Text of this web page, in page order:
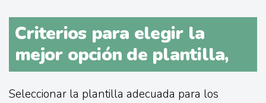
Criterios para elegir la
mejor opción de plantilla,
Seleccionar la plantilla adecuada para los